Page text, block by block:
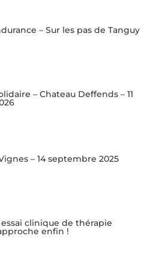
– Sur les pas de Tanguy
– Chateau Deffends – 11
– 14 septembre 2025
essai clinique de thérapie
enfin !